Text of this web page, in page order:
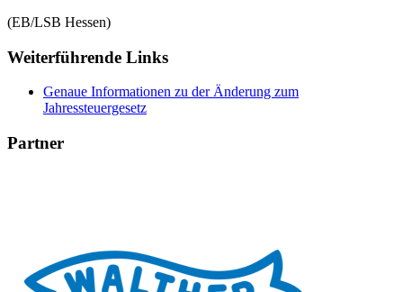
(EB/LSB Hessen)
Weiterführende Links
Genaue Informationen zu der Änderung zum
Jahressteuergesetz
Partner